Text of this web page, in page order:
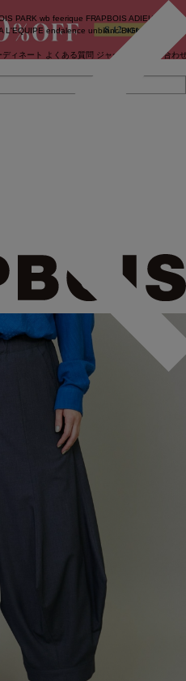
PARK wb feerique FRAPBOIS ADIEU
L'EQUIPE endalence unbilanc BIGI online store
ディネート よくある質問 ジャーナル お問い合わ